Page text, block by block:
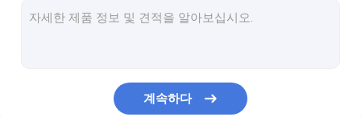
자동 귀환 제어 장치 전기 압박
계속하다